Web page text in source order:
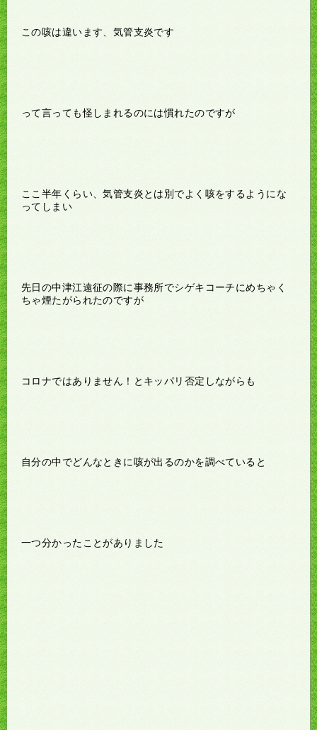
この咳は違います、気管支炎です
って言っても怪しまれるのには慣れたのですが
ここ半年くらい、気管支炎とは別でよく咳をするようにな
ってしまい
先日の中津江遠征の際に事務所でシゲキコーチにめちゃく
ちゃ煙たがられたのですが
コロナではありません！とキッパリ否定しながらも
自分の中でどんなときに咳が出るのかを調べていると
一つ分かったことがありました